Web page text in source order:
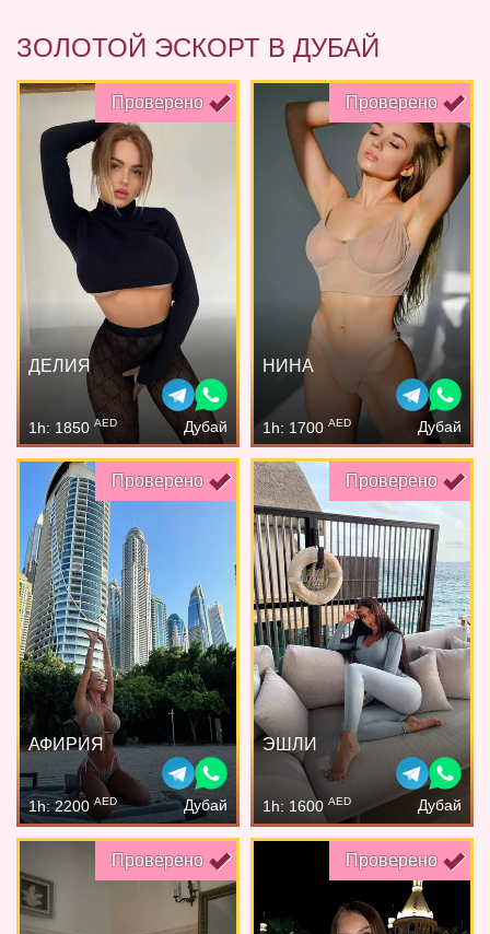
ЗОЛОТОЙ ЭСКОРТ В ДУБАЙ
Проверено
ДЕЛИЯ
1h: 1850 AED Дубай
Проверено
НИНА
1h: 1700 AED Дубай
Проверено
АФИРИЯ
1h: 2200 AED Дубай
Проверено
ЭШЛИ
1h: 1600 AED Дубай
Проверено Проверено